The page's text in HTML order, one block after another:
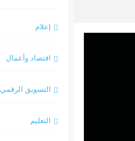
إعلام
اقتصاد وأعمال
التسويق الرقمي
التعليم